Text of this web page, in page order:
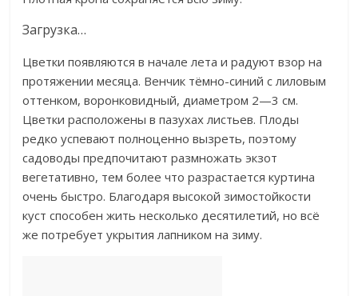
Загрузка…
Цветки появляются в начале лета и радуют взор на
протяжении месяца. Венчик тёмно-синий с лиловым
оттенком, воронковидный, диаметром 2—3 см.
Цветки расположены в пазухах листьев. Плоды
редко успевают полноценно вызреть, поэтому
садоводы предпочитают размножать экзот
вегетативно, тем более что разрастается куртина
очень быстро. Благодаря высокой зимостойкости
куст способен жить несколько десятилетий, но всё
же потребует укрытия лапником на зиму.